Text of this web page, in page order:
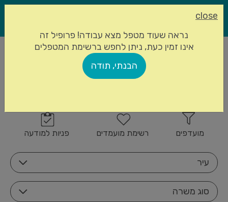
עמוד הבית מטפלים סיעודיים
843 מטפלים סיעודיים
מועדפים רשימת מועמדים פניות למודעה
עיר
סוג משרה
close
נראה שעוד מטפל מצא עבודה! פרופיל זה
אינו זמין כעת, ניתן לחפש ברשימת המטפלים
הבנתי, תודה